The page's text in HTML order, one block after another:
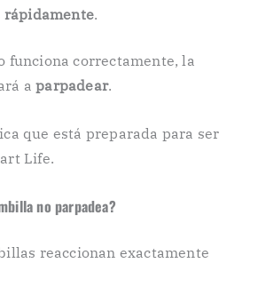
rápidamente.
funciona correctamente, la
aparpadear.
que está preparada para ser
Life.
no parpadea?
reaccionan exactamente